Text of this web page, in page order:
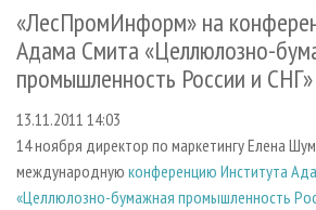
ЛЕСОПИЛЕНИЕ
ДЕРЕВООБРАБОТКА
СУШКА ДРЕВЕСИНЫ
ПРОИЗВОДСТВО ДРЕВЕСНЫХ ПЛИТ
ДЕРЕВЯННОЕ ДОМОСТРОЕНИЕ
ПРОИЗВОДСТВО МЕБЕЛИ
НОВОСТИ ЖУРНАЛА
НОВОСТИ КОМПАНИЙ
ПРЕДПРИЯТИЯ ЛПК
ЛЕСНЫЕ РЕГИОНЫ РОССИИ
ПЕРСОНЫ
МОБИЛЬНЫЕ ВЫСТАВКИ
ОФИЦИАЛЬНЫЕ ДЕЛЕГАЦИИ
ПРИОРИТЕТНЫЕ ИНВЕСТПРОЕКТЫ
АРХИВ ЖУРНАЛОВ
СТАТЬИ
О ЖУРНАЛЕ
ПОДПИСКА
КОНТАКТЫ
РЕКЛАМОДАТЕЛЯМ
РЕКЛАМА
РЕКЛАМА НА САЙТЕ
«ЛесПромИнформ» на
Адама Смита «Целлюлозно-
промышленность России и СНГ»
13.11.2011 14:03
14 ноября директор по маркетингу Елена
международную конференцию Института
«Целлюлозно-бумажная промышленность